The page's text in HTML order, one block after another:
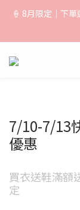
🚚【運費公告
🍦 8月限定｜下
🚚【運費公告
7/10-7/13
優惠
買衣送鞋滿額
定